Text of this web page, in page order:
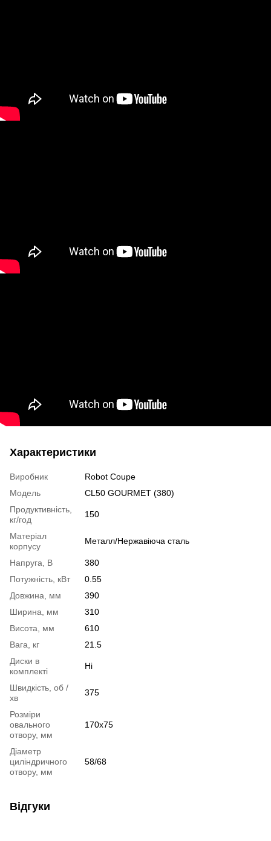
Характеристики
Виробник
Robot Coupe
Модель
CL50 GOURMET (380)
Продуктивність,
кг/год
150
Матеріал
корпусу
Металл/Нержавіюча сталь
Напруга, В
380
Потужність, кВт
0.55
Довжина, мм
390
Ширина, мм
310
Висота, мм
610
Вага, кг
21.5
Диски в
комплекті
Ні
Швидкість, об /
хв
375
Розміри
овального
отвору, мм
170х75
Діаметр
циліндричного
отвору, мм
58/68
Відгуки